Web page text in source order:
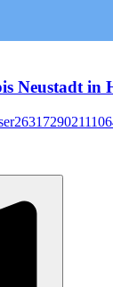
Neustadt in